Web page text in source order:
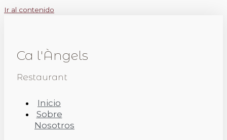
Ir al contenido
Ca l'Àngels
Restaurant
Inicio
Sobre
Nosotros